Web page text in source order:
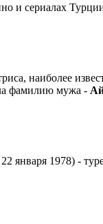
и сериалах
наиболее
фамилию мужа -
января 1978) -